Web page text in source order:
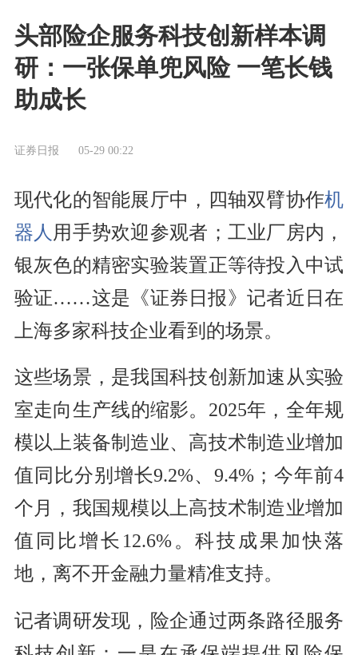
头部险企服务科技创新样本调
研：一张保单兜风险 一笔长钱
助成长
证券日报 05-29 00:22
现代化的智能展厅中，四轴双臂协作机
器人 用手势欢迎参观者；工业厂房内，
银灰色的精密实验装置正等待投入中试
验证……这是《证券日报》记者近日在
上海多家科技企业看到的场景。
这些场景，是我国科技创新加速从实验
室走向生产线的缩影。2025年，全年规
模以上装备制造业、高技术制造业增加
值同比分别增长9.2%、9.4%；今年前4
个月，我国规模以上高技术制造业增加
值同比增长12.6%。科技成果加快落
地，离不开金融力量精准支持。
记者调研发现，险企通过两条路径服务